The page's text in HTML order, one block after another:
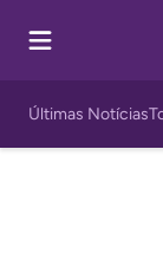
Últimas Notícias